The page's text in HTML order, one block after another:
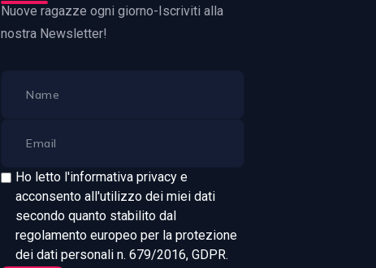
Nuove ragazze ogni giorno-Iscriviti alla
nostra Newsletter!
Ho letto l'informativa privacy e
acconsento all'utilizzo dei miei dati
secondo quanto stabilito dal
regolamento europeo per la protezione
dei dati personali n. 679/2016, GDPR.